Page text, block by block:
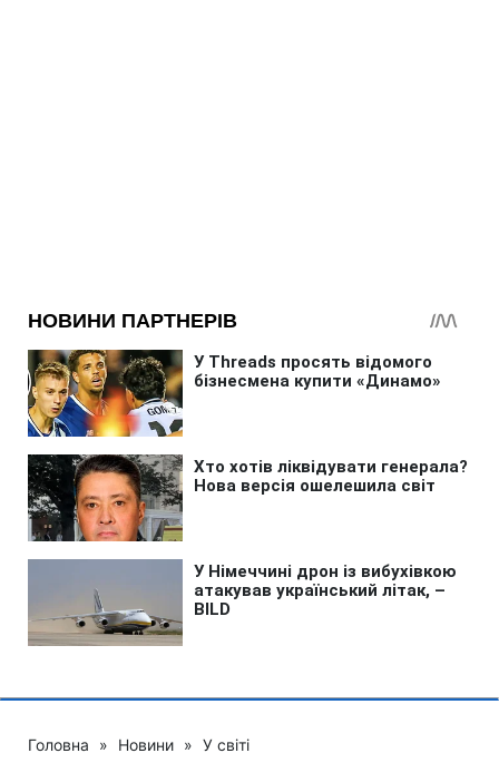
Головна » Новини » У світі